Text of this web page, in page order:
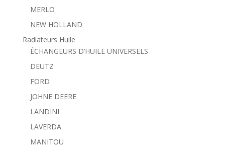
MERLO
NEW HOLLAND
Radiateurs Huile
ÉCHANGEURS D’HUILE UNIVERSELS
DEUTZ
FORD
JOHNE DEERE
LANDINI
LAVERDA
MANITOU